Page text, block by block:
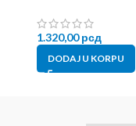
1.320,00рсд
DODAJ U KORPU